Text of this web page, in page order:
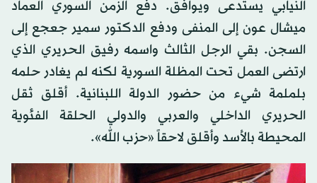
النيابي يستدعى ويوافق. دفع الزمن السوري العماد
ميشال عون إلى المنفى ودفع الدكتور سمير جعجع إلى
السجن. بقي الرجل الثالث واسمه رفيق الحريري الذي
ارتضى العمل تحت المظلة السورية لكنه لم يغادر حلمه
بلملمة شيء من حضور الدولة اللبنانية. أقلق ثقل
الحريري الداخلي والعربي والدولي الحلقة الفئوية
المحيطة بالأسد وأقلق لاحقاً «حزب الله».